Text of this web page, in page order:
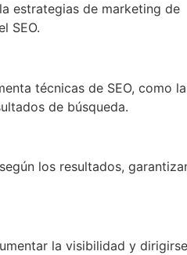
estrategias de marketing de
SEO.
técnicas de SEO, como la
de búsqueda.
los resultados,
la visibilidad y